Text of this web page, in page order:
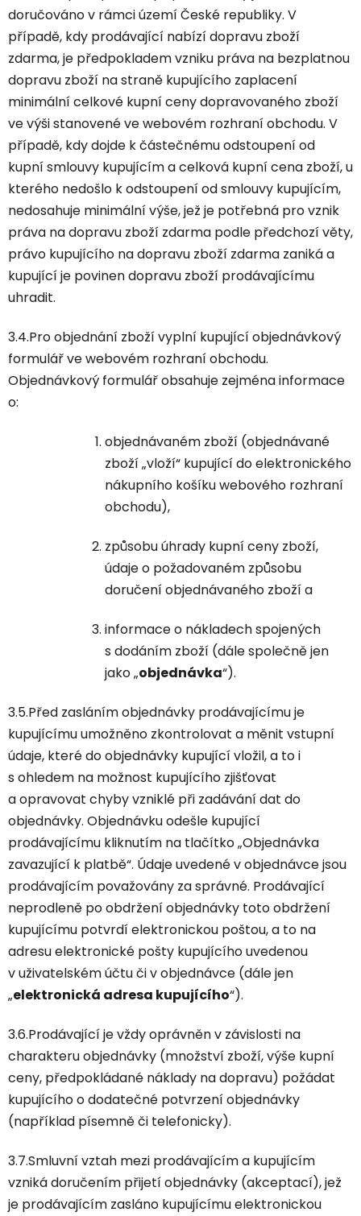
doručováno v rámci území České republiky. V
případě, kdy prodávající nabízí dopravu zboží
zdarma, je předpokladem vzniku práva na bezplatnou
dopravu zboží na straně kupujícího zaplacení
minimální celkové kupní ceny dopravovaného zboží
ve výši stanovené ve webovém rozhraní obchodu. V
případě, kdy dojde k částečnému odstoupení od
kupní smlouvy kupujícím a celková kupní cena zboží, u
kterého nedošlo k odstoupení od smlouvy kupujícím,
nedosahuje minimální výše, jež je potřebná pro vznik
práva na dopravu zboží zdarma podle předchozí věty,
právo kupujícího na dopravu zboží zdarma zaniká a
kupující je povinen dopravu zboží prodávajícímu
uhradit.
3.4.Pro objednání zboží vyplní kupující objednávkový
formulář ve webovém rozhraní obchodu.
Objednávkový formulář obsahuje zejména informace
o:
objednávaném zboží (objednávané
zboží „vloží“ kupující do elektronického
nákupního košíku webového rozhraní
obchodu),
způsobu úhrady kupní ceny zboží,
údaje o požadovaném způsobu
doručení objednávaného zboží a
informace o nákladech spojených
s dodáním zboží (dále společně jen
jako „objednávka“).
3.5.Před zasláním objednávky prodávajícímu je
kupujícímu umožněno zkontrolovat a měnit vstupní
údaje, které do objednávky kupující vložil, a to i
s ohledem na možnost kupujícího zjišťovat
a opravovat chyby vzniklé při zadávání dat do
objednávky. Objednávku odešle kupující
prodávajícímu kliknutím na tlačítko „Objednávka
zavazující k platbě“. Údaje uvedené v objednávce jsou
prodávajícím považovány za správné. Prodávající
neprodleně po obdržení objednávky toto obdržení
kupujícímu potvrdí elektronickou poštou, a to na
adresu elektronické pošty kupujícího uvedenou
v uživatelském účtu či v objednávce (dále jen
„elektronická adresa kupujícího“).
3.6.Prodávající je vždy oprávněn v závislosti na
charakteru objednávky (množství zboží, výše kupní
ceny, předpokládané náklady na dopravu) požádat
kupujícího o dodatečné potvrzení objednávky
(například písemně či telefonicky).
3.7.Smluvní vztah mezi prodávajícím a kupujícím
vzniká doručením přijetí objednávky (akceptací), jež
je prodávajícím zasláno kupujícímu elektronickou